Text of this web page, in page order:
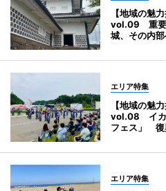
【地域の魅
vol.09 重要
城、その内
エリア特集
【地域の魅
vol.08 イカ
フェス」 復
エリア特集